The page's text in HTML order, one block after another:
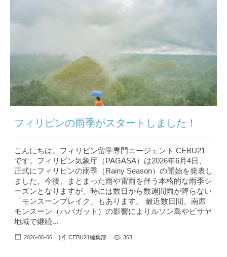
フィリピンの雨季がスタートしました！
こんにちは。フィリピン留学専門エージェント CEBU21
です。フィリピン気象庁（PAGASA）は2026年6月4日、
正式にフィリピンの雨季（Rainy Season）の開始を発表し
ました。今後、まとまった雨や雷雨を伴う本格的な雨季シ
ーズンとなりますが、時には数日から数週間雨が降らない
「モンスーンブレイク」もあります。 最近数日間、南西
モンスーン（ハバガット）の影響によりルソン島やビサヤ
地域で継続...
2026-06-06 CEBU21編集部 363